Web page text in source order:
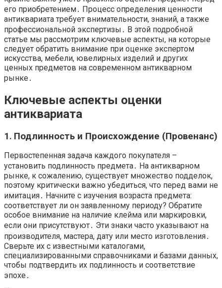
его приобретением․ Процесс определения ценности
антиквариата требует внимательности, знаний, а также
профессиональной экспертизы․ В этой подробной
статье мы рассмотрим ключевые аспекты, на которые
следует обратить внимание при оценке экспертом
искусства, мебели, ювелирных изделий и других
ценных предметов на современном антикварном
рынке․
Ключевые аспекты оценки
антиквариата
1․ Подлинность и Происхождение (Провенанс)
Первостепенная задача каждого покупателя –
установить подлинность предмета․ На антикварном
рынке, к сожалению, существует множество подделок,
поэтому критически важно убедиться, что перед вами не
имитация․ Начните с изучения возраста предмета:
соответствует ли он заявленному периоду? Обратите
особое внимание на наличие клейма или маркировки,
если они присутствуют․ Эти знаки часто указывают на
производителя, мастера, дату или место изготовления․
Сверьте их с известными каталогами,
специализированными справочниками и базами данных,
чтобы подтвердить их подлинность и соответствие
эпохе․